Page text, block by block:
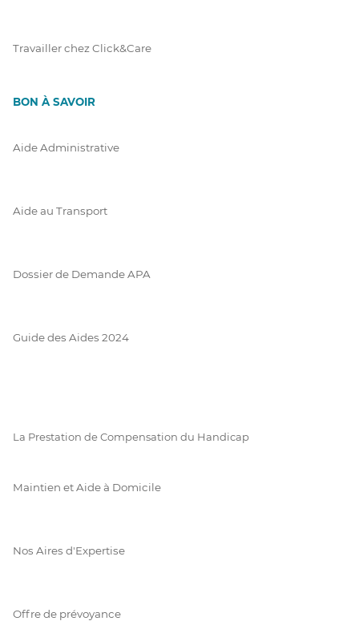
Travailler chez Click&Care
BON À SAVOIR
Aide Administrative
Aide au Transport
Dossier de Demande APA
Guide des Aides 2024
La Prestation de Compensation du Handicap
Maintien et Aide à Domicile
Nos Aires d'Expertise
Offre de prévoyance